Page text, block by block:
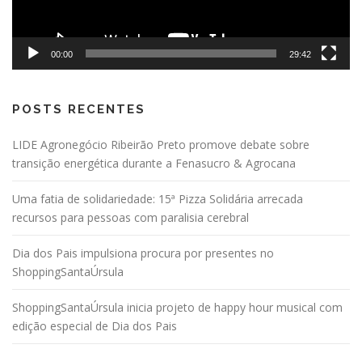
00:00 29:42
POSTS RECENTES
LIDE Agronegócio Ribeirão Preto promove debate sobre
transição energética durante a Fenasucro & Agrocana
Uma fatia de solidariedade: 15ª Pizza Solidária arrecada
recursos para pessoas com paralisia cerebral
Dia dos Pais impulsiona procura por presentes no
ShoppingSantaÚrsula
ShoppingSantaÚrsula inicia projeto de happy hour musical com
edição especial de Dia dos Pais